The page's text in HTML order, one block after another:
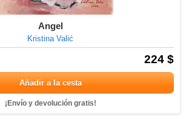
Angel
Kristina Valić
224 $
Añadir a la cesta
¡Envío y devolución gratis!